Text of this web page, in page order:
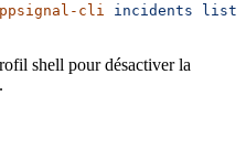
cli incidents list
shell pour désactiver la